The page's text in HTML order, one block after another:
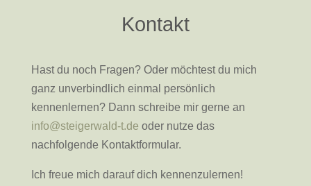
Kontakt
Hast du noch Fragen? Oder möchtest du mich
ganz unverbindlich einmal persönlich
kennenlernen? Dann schreibe mir gerne an
info@steigerwald-t.de oder nutze das
nachfolgende Kontaktformular.
Ich freue mich darauf dich kennenzulernen!